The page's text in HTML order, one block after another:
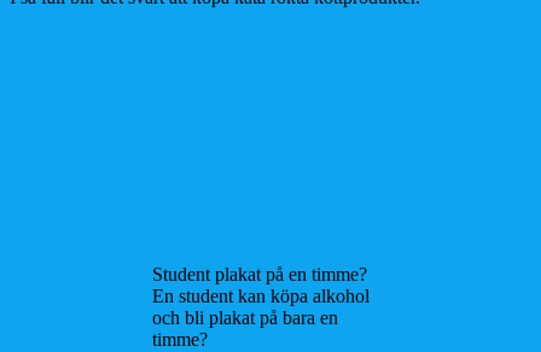
Student plakat på en timme?
En student kan köpa alkohol
och bli plakat på bara en
timme?